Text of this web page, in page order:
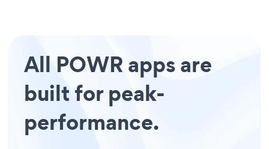
All POWR apps are
built for peak-
performance.